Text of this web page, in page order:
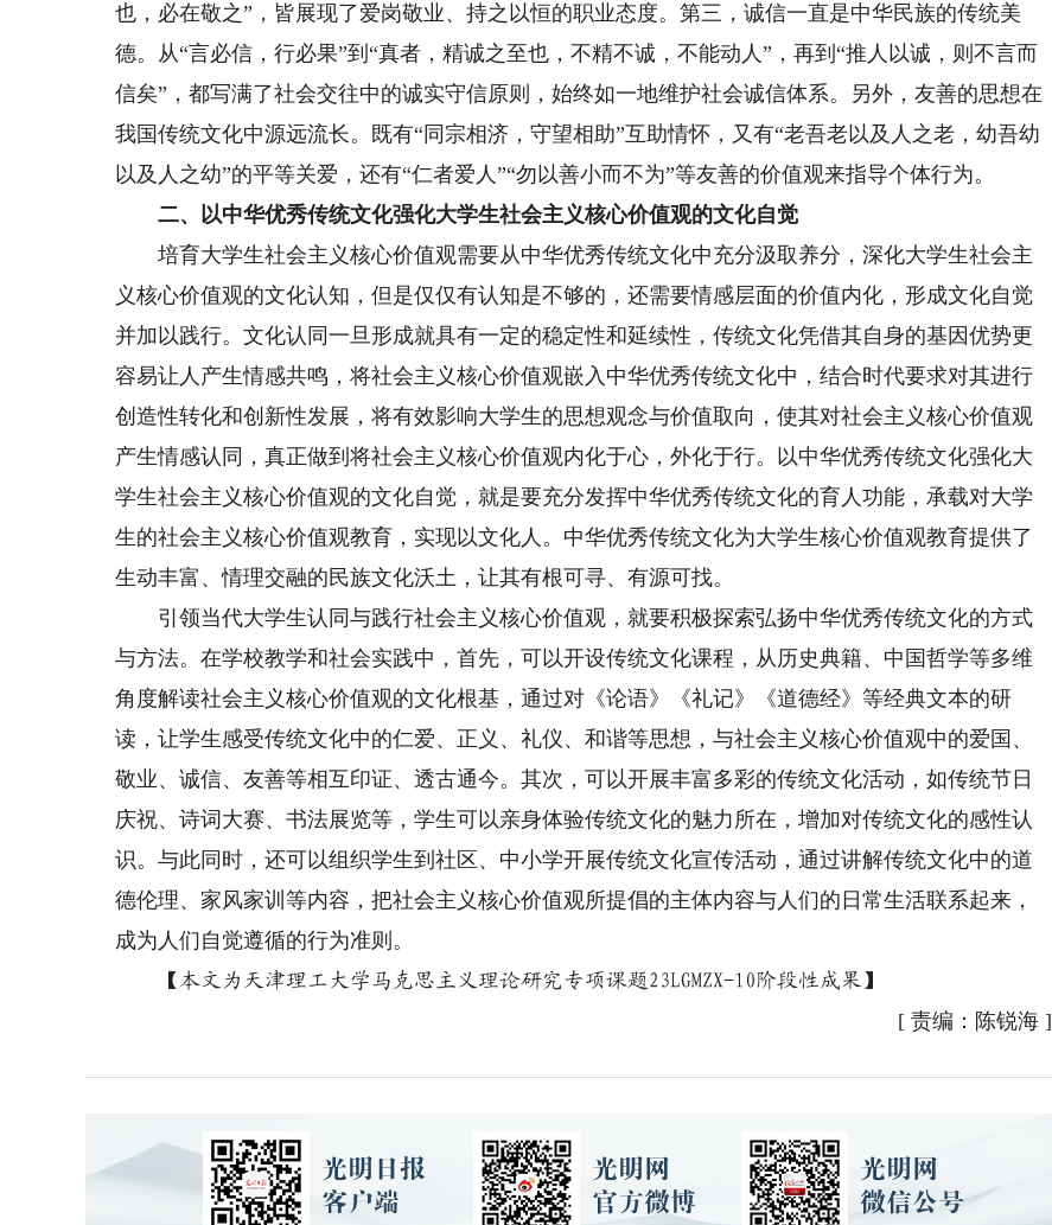
也，必在敬之”，皆展现了爱岗敬业、持之以恒的职业态度。第三，诚信一直是中华民族的传统美
德。从“言必信，行必果”到“真者，精诚之至也，不精不诚，不能动人”，再到“推人以诚，则不言而
信矣”，都写满了社会交往中的诚实守信原则，始终如一地维护社会诚信体系。另外，友善的思想在
我国传统文化中源远流长。既有“同宗相济，守望相助”互助情怀，又有“老吾老以及人之老，幼吾幼
以及人之幼”的平等关爱，还有“仁者爱人”“勿以善小而不为”等友善的价值观来指导个体行为。
二、以中华优秀传统文化强化大学生社会主义核心价值观的文化自觉
培育大学生社会主义核心价值观需要从中华优秀传统文化中充分汲取养分，深化大学生社会主
义核心价值观的文化认知，但是仅仅有认知是不够的，还需要情感层面的价值内化，形成文化自觉
并加以践行。文化认同一旦形成就具有一定的稳定性和延续性，传统文化凭借其自身的基因优势更
容易让人产生情感共鸣，将社会主义核心价值观嵌入中华优秀传统文化中，结合时代要求对其进行
创造性转化和创新性发展，将有效影响大学生的思想观念与价值取向，使其对社会主义核心价值观
产生情感认同，真正做到将社会主义核心价值观内化于心，外化于行。以中华优秀传统文化强化大
学生社会主义核心价值观的文化自觉，就是要充分发挥中华优秀传统文化的育人功能，承载对大学
生的社会主义核心价值观教育，实现以文化人。中华优秀传统文化为大学生核心价值观教育提供了
生动丰富、情理交融的民族文化沃土，让其有根可寻、有源可找。
引领当代大学生认同与践行社会主义核心价值观，就要积极探索弘扬中华优秀传统文化的方式
与方法。在学校教学和社会实践中，首先，可以开设传统文化课程，从历史典籍、中国哲学等多维
角度解读社会主义核心价值观的文化根基，通过对《论语》《礼记》《道德经》等经典文本的研
读，让学生感受传统文化中的仁爱、正义、礼仪、和谐等思想，与社会主义核心价值观中的爱国、
敬业、诚信、友善等相互印证、透古通今。其次，可以开展丰富多彩的传统文化活动，如传统节日
庆祝、诗词大赛、书法展览等，学生可以亲身体验传统文化的魅力所在，增加对传统文化的感性认
识。与此同时，还可以组织学生到社区、中小学开展传统文化宣传活动，通过讲解传统文化中的道
德伦理、家风家训等内容，把社会主义核心价值观所提倡的主体内容与人们的日常生活联系起来，
成为人们自觉遵循的行为准则。
【本文为天津理工大学马克思主义理论研究专项课题23LGMZX-10阶段性成果】
[ 责编：陈锐海]